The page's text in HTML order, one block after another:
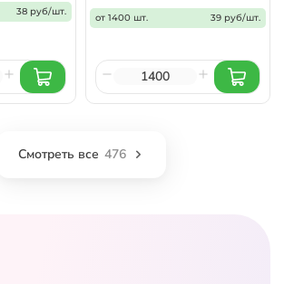
38 руб/шт.
от 1400 шт. 39 руб/шт.
Смотреть все 476